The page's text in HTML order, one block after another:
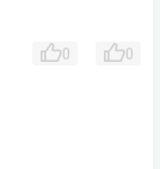
0 0